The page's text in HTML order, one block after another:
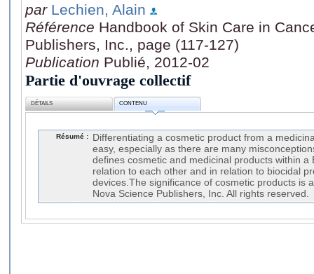
par Lechien, Alain
Référence Handbook of Skin Care in
Publishers, Inc., page (117-127)
Publication Publié, 2012-02
Partie d'ouvrage collectif
DÉTAILS CONTENU
Résumé :
Differentiating a cosmetic product from a
easy, especially as there are many
defines cosmetic and medicinal products within a
relation to each other and in relation to biocidal
devices.The significance of cosmetic products is
Nova Science Publishers, Inc. All rights reserved.